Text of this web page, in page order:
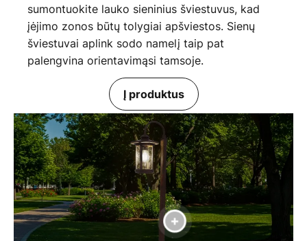
sumontuokite lauko sieninius šviestuvus, kad
įėjimo zonos būtų tolygiai apšviestos. Sienų
šviestuvai aplink sodo namelį taip pat
palengvina orientavimąsi tamsoje.
Į produktus